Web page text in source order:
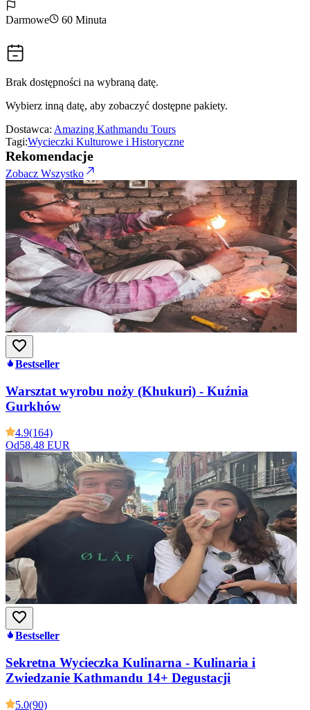
Darmowe 60 Minuta
Brak dostępności na wybraną datę.
Wybierz inną datę, aby zobaczyć dostępne pakiety.
Dostawca: Amazing Kathmandu Tours
Tagi:Wycieczki Kulturowe i Historyczne
Rekomendacje
Zobacz Wszystko
Bestseller
Warsztat wyrobu noży (Khukuri) - Kuźnia
Gurkhów
4.9(164)
Od58.48 EUR
Bestseller
Sekretna Wycieczka Kulinarna - Kulinaria i
Zwiedzanie Kathmandu 14+ Degustacji
5.0(90)